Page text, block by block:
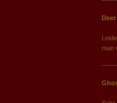
Deer
man